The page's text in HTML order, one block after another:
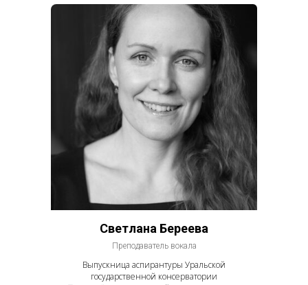
Светлана Береева
Преподаватель вокала
Выпускница аспирантуры Уральской
государственной консерватории